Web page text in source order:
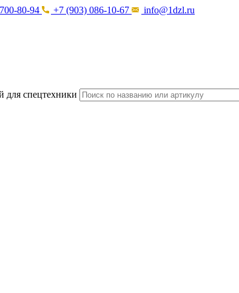
80-94 +7 (903) 086-10-67
info@1dzl.ru
для спецтехники